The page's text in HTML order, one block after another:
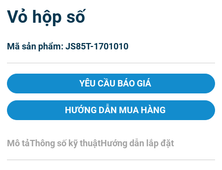
Vỏ hộp số
Mã sản phẩm: JS85T-1701010
YÊU CẦU BÁO GIÁ
HƯỚNG DẪN MUA HÀNG
Mô tảThông số kỹ thuậtHướng dẫn lắp đặt